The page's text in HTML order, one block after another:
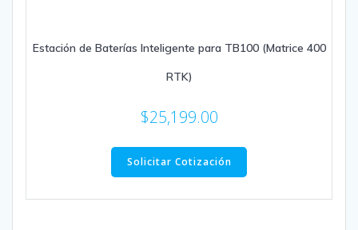
Estación de Baterías Inteligente para TB100 (Matrice 400
RTK)
$25,199.00
Solicitar Cotización